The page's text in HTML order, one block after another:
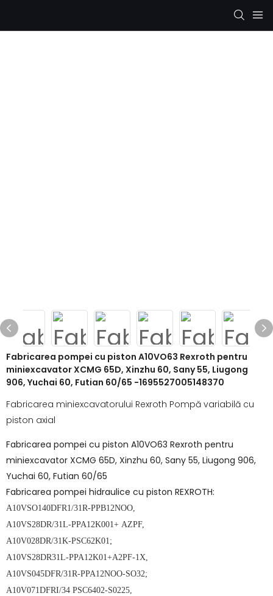
Fabricarea pompei cu piston A10VO63 Rexroth pentru
miniexcavator XCMG 65D, Xinzhu 60, Sany 55, Liugong
906, Yuchai 60, Futian 60/65 -1695527005148370
Fabricarea miniexcavatorului Rexroth Pompă variabilă cu
piston axial
Fabricarea pompei cu piston A10VO63 Rexroth pentru
miniexcavator XCMG 65D, Xinzhu 60, Sany 55, Liugong 906,
Yuchai 60, Futian 60/65
Fabricarea pompei hidraulice cu piston REXROTH:
A10VSO140DFR1/31R-PPB12NOO,
A10VS28DR/31L-PPA12K001+ AZPF,
A10V028DR/31K-PSC62K01;
A10VS28DR31L-PPA12K01+A2PF-1X,
A10VS045DFR/31R-PPA12NOO-SO32;
A10V071DFRI/34 PSC6402-S0225,